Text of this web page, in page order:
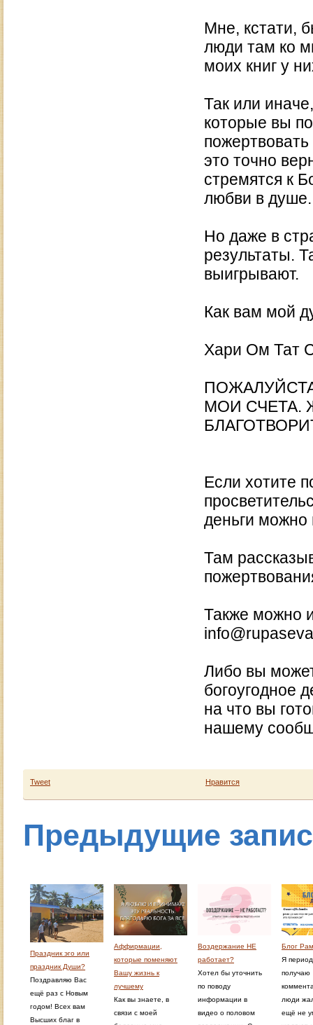
Мне, кстати,
люди там ко
моих книг у
Так или
которые вы
это точно
стремятся к
любви в душе.
Но даже в
результаты.
выигрывают.
Как вам мой
Хари Ом Тат
МОИ СЧЕТА.
Если хотите
деньги
Там
Также можно
Либо вы
богоугодное
на что вы
нашему
Tweet Нравится
Предыдущие
Праздник эго или
праздник Души?
Поздравляю Вас
ещё раз с Новым
годом! Всех вам
Высших благ в
Аффирмации,
которые поменяют
Вашу жизнь к
лучшему
Как вы знаете, в
связи с моей
Воздержание НЕ
работает?
Хотел бы уточнить
по поводу
информации в
видео о половом
Блог
Я
получаю
люди
ещё не